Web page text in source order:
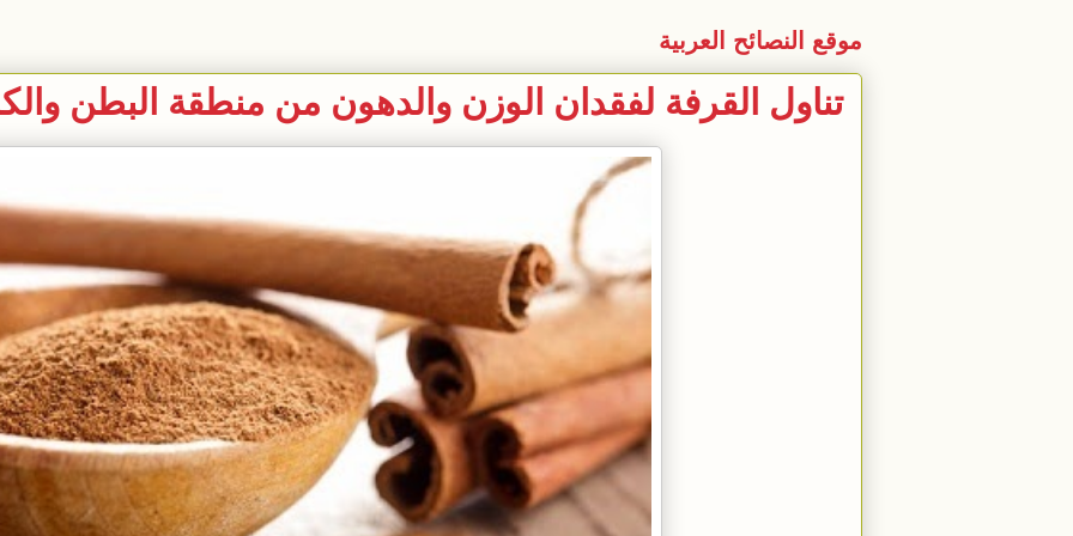
موقع النصائح العربية
تناول القرفة لفقدان الوزن والدهون من منطقة البطن